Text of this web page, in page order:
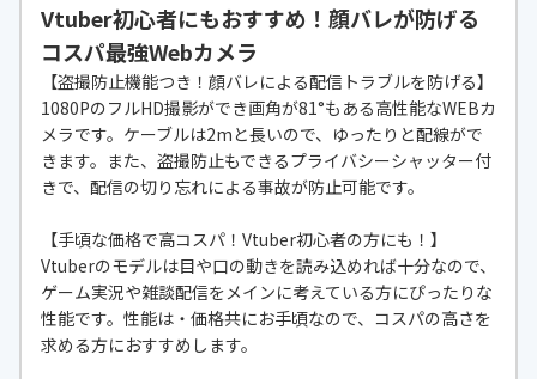
Vtuber初心者にもおすすめ！顔バレが防げる
コスパ最強Webカメラ
【盗撮防止機能つき！顔バレによる配信トラブルを防げる】
1080PのフルHD撮影ができ画角が81°もある高性能なWEBカ
メラです。ケーブルは2mと長いので、ゆったりと配線がで
きます。また、盗撮防止もできるプライバシーシャッター付
きで、配信の切り忘れによる事故が防止可能です。
【手頃な価格で高コスパ！Vtuber初心者の方にも！】
Vtuberのモデルは目や口の動きを読み込めれば十分なので、
ゲーム実況や雑談配信をメインに考えている方にぴったりな
性能です。性能は・価格共にお手頃なので、コスパの高さを
求める方におすすめします。